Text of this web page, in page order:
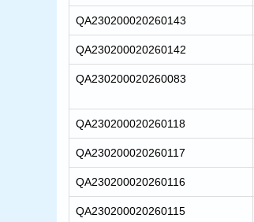
QA230200020260143
QA230200020260142
QA230200020260083
QA230200020260118
QA230200020260117
QA230200020260116
QA230200020260115